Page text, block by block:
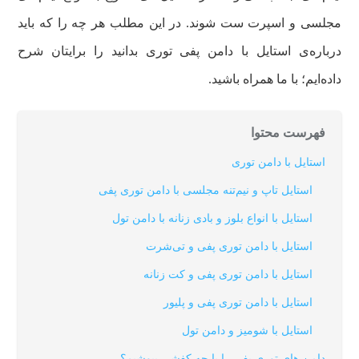
مجلسی و اسپرت ست شوند. در این مطلب هر چه را که باید
درباره‌ی استایل با دامن پفی توری بدانید را برایتان شرح
داده‌ایم؛ با ما همراه باشید.
فهرست محتوا
استایل با دامن توری
استایل تاپ و نیم‌تنه مجلسی با دامن توری پفی
استایل با انواع بلوز و بادی زنانه با دامن تول
استایل با دامن توری پفی و تی‌شرت
استایل با دامن توری پفی و کت زنانه
استایل با دامن توری پفی و پلیور
استایل با شومیز و دامن تول